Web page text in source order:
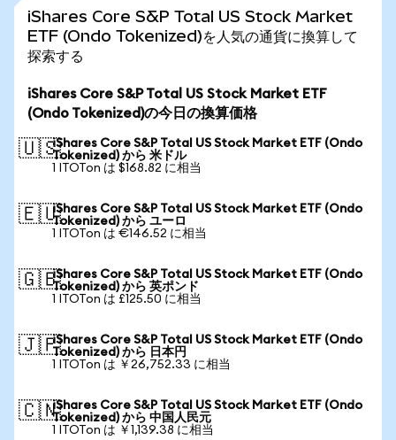
iShares Core S&P Total US Stock Market
ETF (Ondo Tokenized)を人気の通貨に換算して
探索する
iShares Core S&P Total US Stock Market ETF
(Ondo Tokenized)の今日の換算価格
🇺🇸iShares Core S&P Total US Stock Market ETF (Ondo
Tokenized) から 米ドル
1 ITOTon は $168.82 に相当
🇪🇺iShares Core S&P Total US Stock Market ETF (Ondo
Tokenized) から ユーロ
1 ITOTon は €146.52 に相当
🇬🇧iShares Core S&P Total US Stock Market ETF (Ondo
Tokenized) から 英ポンド
1 ITOTon は £125.50 に相当
🇯🇵iShares Core S&P Total US Stock Market ETF (Ondo
Tokenized) から 日本円
1 ITOTon は ￥26,752.33 に相当
🇨🇳iShares Core S&P Total US Stock Market ETF (Ondo
Tokenized) から 中国人民元
1 ITOTon は ￥1,139.38 に相当